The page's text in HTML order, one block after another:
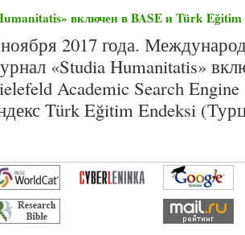
включен в BASE и Türk Eğitim
2017 года.
«Studia Humanitatis»
Academic Search
Türk Eğitim Endeksi